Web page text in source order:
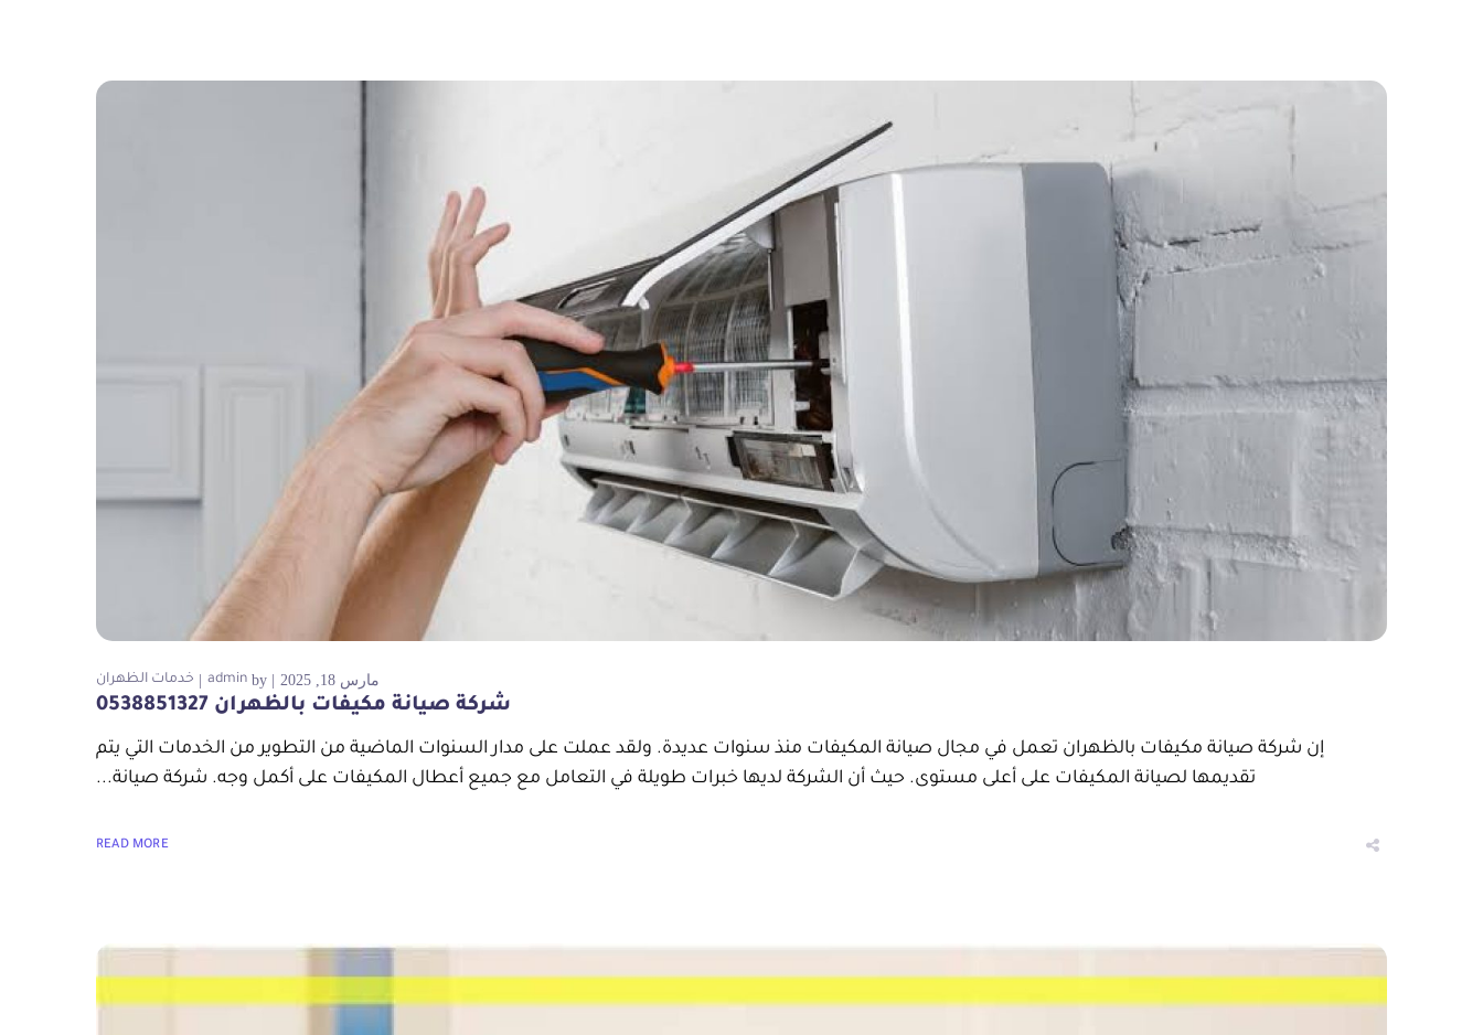
مارس 18, 2025 by
admin خدمات الظهران
شركة صيانة مكيفات بالظهران 0538851327
إن شركة صيانة مكيفات بالظهران تعمل في مجال صيانة المكيفات منذ سنوات عديدة. ولقد عملت على مدار السنوات الماضية من التطوير من الخدمات التي يتم
تقديمها لصيانة المكيفات على أعلى مستوى. حيث أن الشركة لديها خبرات طويلة في التعامل مع جميع أعطال المكيفات على أكمل وجه. شركة صيانة...
READ MORE